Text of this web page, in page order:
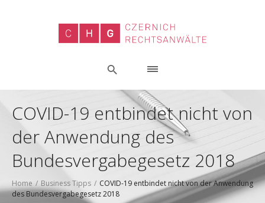
COVID-19 entbindet nicht von
der Anwendung des
Bundesvergabegesetz 2018
Home / Business Tipps / COVID-19 entbindet nicht von der Anwendung
des Bundesvergabegesetz 2018